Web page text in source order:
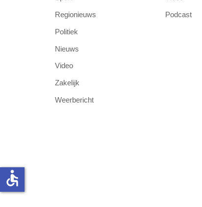
Regionieuws
Politiek
Nieuws
Video
Zakelijk
Weerbericht
Podcast
accessible